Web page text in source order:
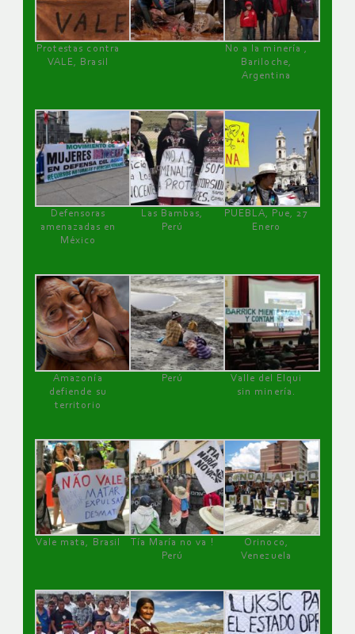
Protestas contra
VALE, Brasil
No a la minería ,
Bariloche,
Argentina
Defensoras
amenazadas en
México
Las Bambas,
Perú
PUEBLA, Pue, 27
Enero
Amazonía
defiende su
territorio
Perú
Valle del Elqui
sin minería.
Vale mata, Brasil
Tía María no va !
Perú
Orinoco,
Venezuela